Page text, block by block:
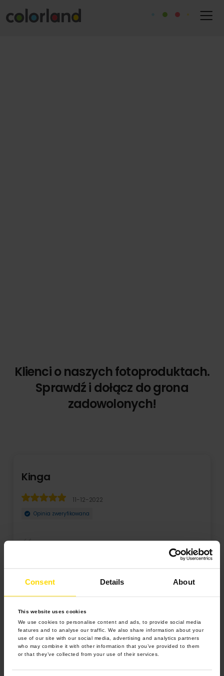
Consent Details About
This website uses cookies
We use cookies to personalise content and ads, to provide social media
features and to analyse our traffic. We also share information about your
use of our site with our social media, advertising and analytics partners
who may combine it with other information that you’ve provided to them
or that they’ve collected from your use of their services.
Klienci o naszych fotoproduktach.
Sprawdź i dołącz do grona
zadowolonych!
Kinga
11-12-2022
Opinia zweryfikowana
Kolejny rok zamawiam u Was kalendarze ,znów pójdą jako
Rozwiń
4.9 z 5.0